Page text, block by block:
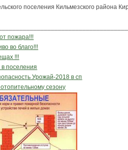
поселения Кильмезского района
пожара!!!
во благо!!!
!!!
поселения
Урожай-2018 в сп
сезону